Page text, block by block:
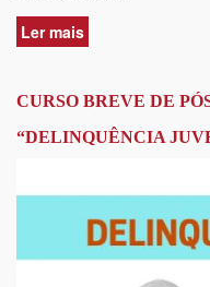
Ler mais
de
BREVE
PÓS-
PENAL
DA
CURSO BREVE DE
“DELINQUÊNCIA